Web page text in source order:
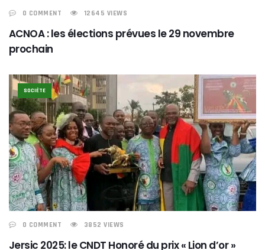
0 COMMENT 12645 VIEWS
ACNOA : les élections prévues le 29 novembre
prochain
SOCIÉTE
0 COMMENT 3852 VIEWS
Jersic 2025: le CNDT Honoré du prix « Lion d’or »